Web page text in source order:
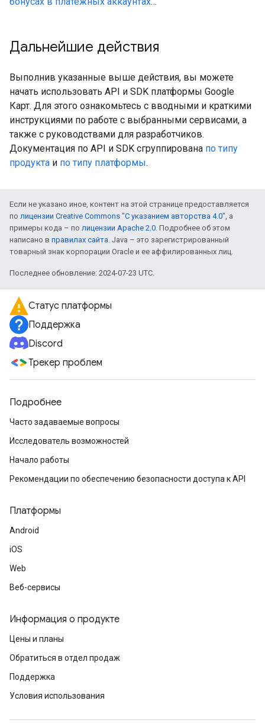
Дальнейшие действия
Выполнив указанные выше действия, вы можете
начать использовать API и SDK платформы Google
Карт. Для этого ознакомьтесь с вводными и краткими
инструкциями по работе с выбранными сервисами, а
также с руководствами для разработчиков.
Документация по API и SDK сгруппирована по типу
продукта и по типу платформы.
Если не указано иное, контент на этой странице предоставляется
по лицензии Creative Commons "С указанием авторства 4.0", а
примеры кода – по лицензии Apache 2.0. Подробнее об этом
написано в правилах сайта. Java – это зарегистрированный
товарный знак корпорации Oracle и ее аффилированных лиц.
Последнее обновление: 2024-07-23 UTC.
Статус платформы
Поддержка
Discord
Трекер проблем
Подробнее
Часто задаваемые вопросы
Исследователь возможностей
Начало работы
Рекомендации по обеспечению безопасности доступа к API
Платформы
Android
iOS
Web
Веб-сервисы
Информация о продукте
Цены и планы
Обратиться в отдел продаж
Поддержка
Условия использования